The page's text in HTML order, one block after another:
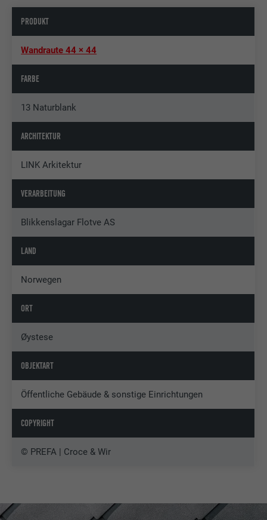
PRODUKT
Wandraute 44 × 44
FARBE
13 Naturblank
ARCHITEKTUR
LINK Arkitektur
VERARBEITUNG
Blikkenslagar Flotve AS
LAND
Norwegen
ORT
Øystese
OBJEKTART
Öffentliche Gebäude & sonstige Einrichtungen
COPYRIGHT
© PREFA | Croce & Wir